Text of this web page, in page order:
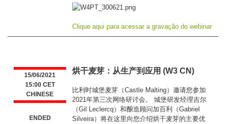
Clique aqui para acessar a gravação do webinar
15/06/2021
15:00 CET
CHINESE
ENDED
烘干麦芽：从生产到应用 (W3 CN)
比利时城堡麦芽（Castle Malting）邀请您参加
2021年第三次网络研讨会。 城堡研发经理吉尔
（Gil Leclercq）和酿造顾问加百利（Gabriel
Silveira）将在这里向您介绍烘干麦芽的主要优